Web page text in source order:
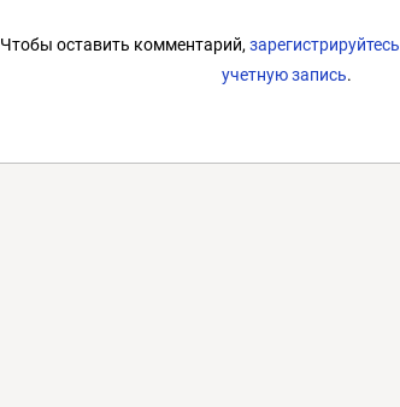
Чтобы оставить комментарий, зарегистрируйтесь
учетную запись.